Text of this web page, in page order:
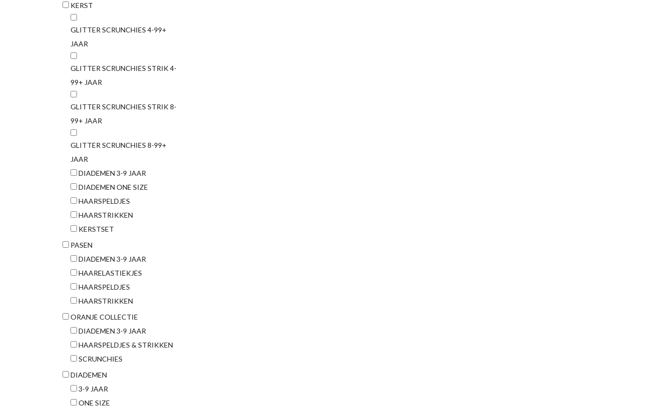
KERST
GLITTER SCRUNCHIES 4-99+
JAAR
GLITTER SCRUNCHIES STRIK 4-
99+ JAAR
GLITTER SCRUNCHIES STRIK 8-
99+ JAAR
GLITTER SCRUNCHIES 8-99+
JAAR
DIADEMEN 3-9 JAAR
DIADEMEN ONE SIZE
HAARSPELDJES
HAARSTRIKKEN
KERSTSET
PASEN
DIADEMEN 3-9 JAAR
HAARELASTIEKJES
HAARSPELDJES
HAARSTRIKKEN
ORANJE COLLECTIE
DIADEMEN 3-9 JAAR
HAARSPELDJES & STRIKKEN
SCRUNCHIES
DIADEMEN
3-9 JAAR
ONE SIZE